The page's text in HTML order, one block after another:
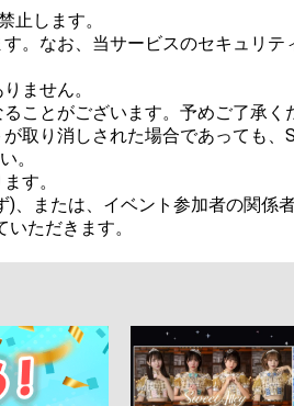
止します。
。なお、当サービスのセキュリ
ません。
ことがございます。予めご了承く
取り消しされた場合であっても、
。
す。
、または、イベント参加者の関係
ただきます。